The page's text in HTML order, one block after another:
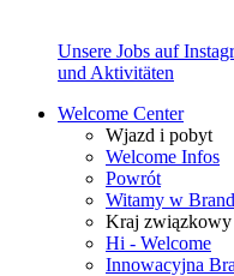
Unsere Jobs auf
und Aktivitäten
Welcome Center
Wjazd i pobyt
Welcome Infos
Powrót
Witamy w
Kraj związkowy
Hi - Welcome
Innowacyjna